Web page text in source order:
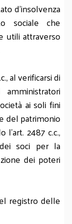
d’insolvenza
sociale che
utili attraverso
al verificarsi di
ai soli fini
del patrimonio
2487 c.c.,
soci per la
dei poteri
registro delle